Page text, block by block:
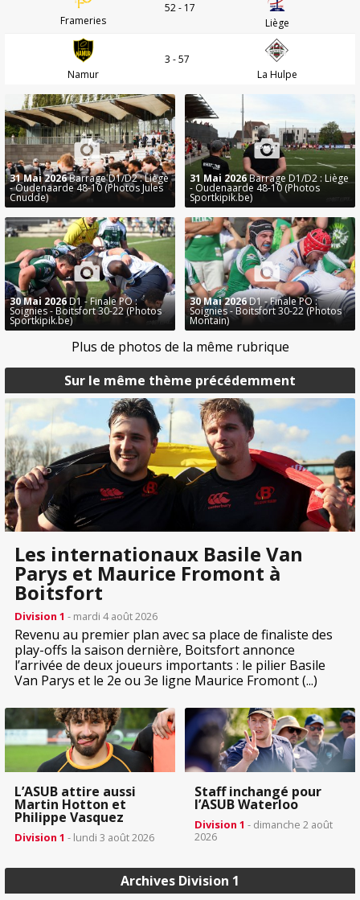
Sur le même thème précédemment
Les internationaux Basile Van
Parys et Maurice Fromont à
Boitsfort
Division 1 - mardi 4 août 2026
Revenu au premier plan avec sa place de finaliste des
play-offs la saison dernière, Boitsfort annonce
l’arrivée de deux joueurs importants : le pilier Basile
Van Parys et le 2e ou 3e ligne Maurice Fromont (...)
L’ASUB attire aussi
Martin Hotton et
Philippe Vasquez
Division 1 - lundi 3 août 2026
Staff inchangé pour
l’ASUB Waterloo
Division 1 - dimanche 2 août
2026
Archives Division 1
Frameries
52 - 17
Liège
Namur
3 - 57
La Hulpe
31 Mai 2026Barrage D1/D2 : Liège
- Oudenaarde 48-10 (Photos Jules
Cnudde)
31 Mai 2026Barrage D1/D2 : Liège
- Oudenaarde 48-10 (Photos
Sportkipik.be)
30 Mai 2026D1 - Finale PO :
Soignies - Boitsfort 30-22 (Photos
Sportkipik.be)
30 Mai 2026D1 - Finale PO :
Soignies - Boitsfort 30-22 (Photos
Montain)
Plus de photos de la même rubrique